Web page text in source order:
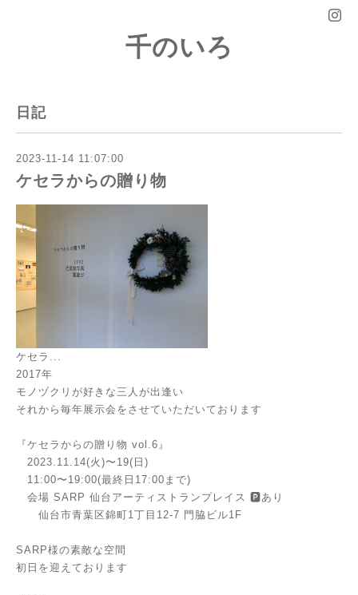
千のいろ
日記
2023-11-14 11:07:00
ケセラからの贈り物
ケセラ...
2017年
モノヅクリが好きな三人が出逢い
それから毎年展示会をさせていただいております
『ケセラからの贈り物 vol.6』
2023.11.14(火)〜19(日)
11:00〜19:00(最終日17:00まで)
会場 SARP 仙台アーティストランプレイス 🅿︎あり
仙台市青葉区錦町1丁目12-7 門脇ビル1F
SARP様の素敵な空間
初日を迎えております